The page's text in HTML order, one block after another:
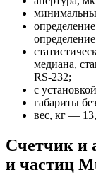
медиана,
RS-232;
с
габариты
вес, кг —
Счетчик и
и частиц